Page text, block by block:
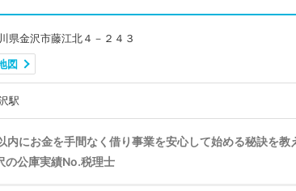
県金沢市藤江北４－２４３
図
駅
内にお金を手間なく借り事業を安心して始める秘訣を教
の公庫実績No.税理士